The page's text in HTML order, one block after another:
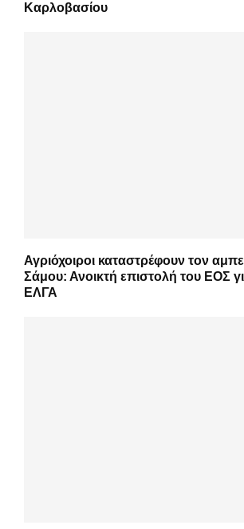
Καρλοβασίου
Αγριόχοιροι καταστρέφουν τον
Σάμου: Ανοικτή επιστολή του ΕΟΣ
ΕΛΓΑ